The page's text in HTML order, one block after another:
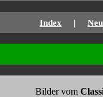
Index |Neu
Bilder vom